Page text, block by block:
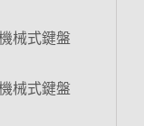
械式鍵盤
械式鍵盤